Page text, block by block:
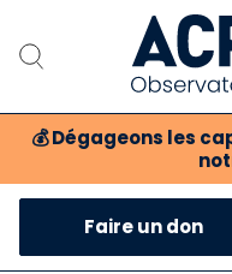
💰 Dégageons les
Notre
Faire un don